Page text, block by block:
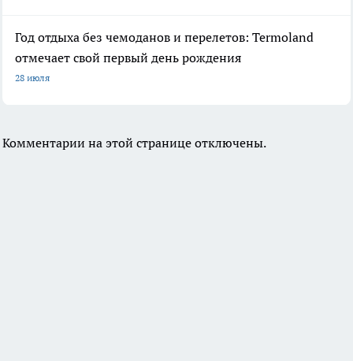
Год отдыха без чемоданов и перелетов: Termoland
отмечает свой первый день рождения
28 июля
Комментарии на этой странице отключены.